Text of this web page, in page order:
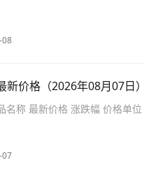
08
价格（2026年08月07日）
名称 最新价格 涨跌幅 价格单
07